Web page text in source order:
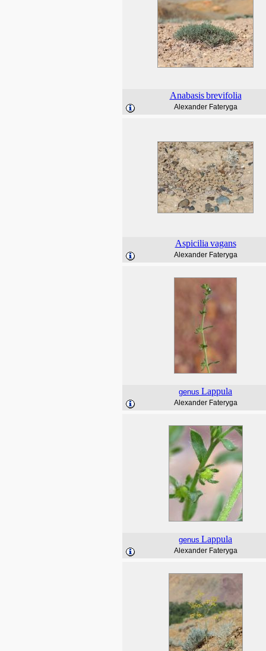
Anabasis brevifolia
Alexander Fateryga
Aspicilia vagans
Alexander Fateryga
genus Lappula
Alexander Fateryga
genus Lappula
Alexander Fateryga